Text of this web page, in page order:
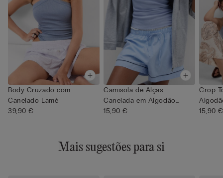
Body Cruzado com
Canelado Lamé
39,90 €
Camisola de Alças
Canelada em Algodão
Superior
15,90 €
Crop
15,90 €
Mais sugestões para si